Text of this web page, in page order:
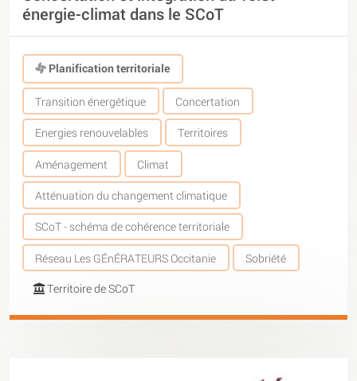
énergie-climat dans le SCoT
Planification territoriale
Transition énergétique Concertation
Energies renouvelables Territoires
Aménagement Climat
Atténuation du changement climatique
SCoT - schéma de cohérence territoriale
Réseau Les GÉnÉRATEURS Occitanie Sobriété
Territoire de SCoT